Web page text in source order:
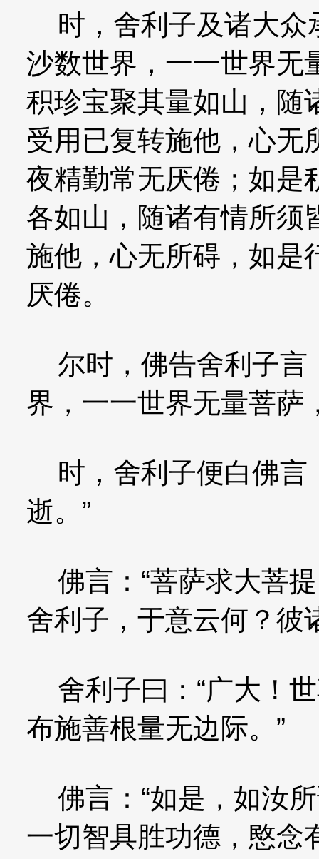
时，舍利子及诸大众
沙数世界，一一世界无
积珍宝聚其量如山，随
受用已复转施他，心无
夜精勤常无厌倦；如是
各如山，随诸有情所须
施他，心无所碍，如是
厌倦。
尔时，佛告舍利子言
界，一一世界无量菩萨
时，舍利子便白佛言
逝。”
佛言：“菩萨求大菩
舍利子，于意云何？彼
舍利子曰：“广大！
布施善根量无边际。”
佛言：“如是，如汝
一切智具胜功德，愍念